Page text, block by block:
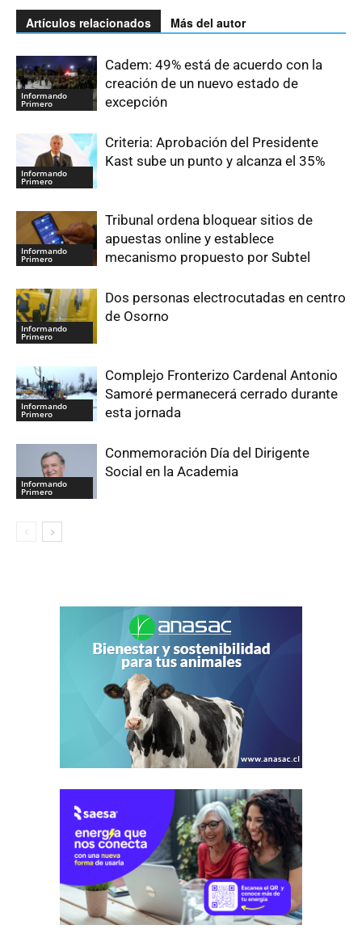
Artículos relacionados Más del autor
Informando
Primero
Cadem: 49% está de acuerdo con la
creación de un nuevo estado de
excepción
Informando
Primero
Criteria: Aprobación del Presidente
Kast sube un punto y alcanza el 35%
Informando
Primero
Tribunal ordena bloquear sitios de
apuestas online y establece
mecanismo propuesto por Subtel
Informando
Primero
Dos personas electrocutadas en centro
de Osorno
Informando
Primero
Complejo Fronterizo Cardenal Antonio
Samoré permanecerá cerrado durante
esta jornada
Informando
Primero
Conmemoración Día del Dirigente
Social en la Academia